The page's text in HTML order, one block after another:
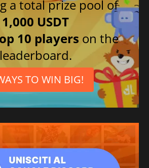
a total prize pool of
1,000 USDT
10 players on the
leaderboard.
TO WIN BIG!